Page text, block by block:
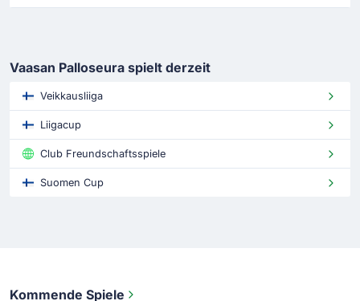
Vaasan Palloseura spielt derzeit
Veikkausliiga
Liigacup
Club Freundschaftsspiele
Suomen Cup
Kommende Spiele